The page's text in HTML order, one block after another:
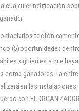
cualquier notificación
(5) oportunidades
siguientes a que
como ganadores. La
en las instalaciones,
con EL